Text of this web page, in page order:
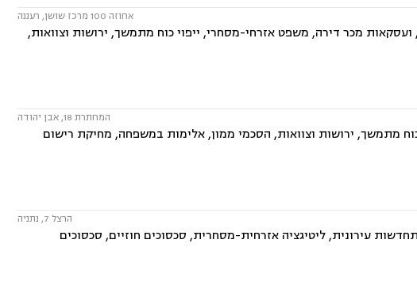
אחוזה 100 מרכז שושן, רעננה
מכר דירה, משפט אזרחי-מסחרי, ייפוי כוח מתמשך, ירושות וצוואות,
המחתרת 18, אבן יהודה
מתמשך, ירושות וצוואות, הסכמי ממון, אלימות במשפחה, מחיקת רישום
הרצל 7, נתניה
עירונית, ליטיגציה אזרחית-מסחרית, סכסוכים חוזיים, סכסוכים